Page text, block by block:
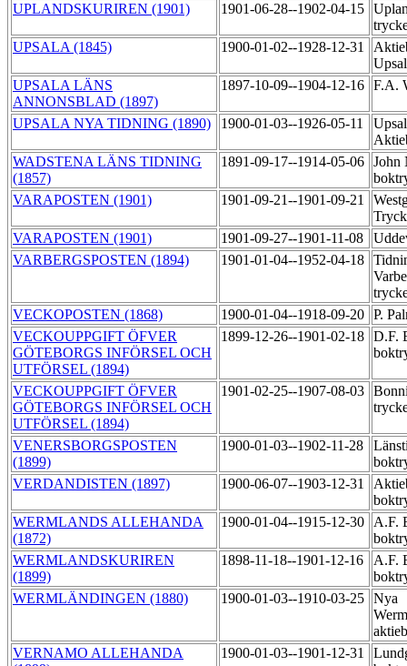
UPLANDSKURIREN (1901)
1901-06-28--1902-04-15
UPSALA (1845)
1900-01-02--1928-12-31
UPSALA LÄNS
ANNONSBLAD (1897)
1897-10-09--1904-12-16 F.A.
UPSALA NYA TIDNING (1890) 1900-01-03--1926-05-11
WADSTENA LÄNS TIDNING
(1857)
1891-09-17--1914-05-06 John
VARAPOSTEN (1901)
1901-09-21--1901-09-21
VARAPOSTEN (1901)
1901-09-27--1901-11-08
VARBERGSPOSTEN (1894)
1901-01-04--1952-04-18
VECKOPOSTEN (1868)
1900-01-04--1918-09-20 P.
VECKOUPPGIFT ÖFVER
GÖTEBORGS INFÖRSEL OCH
UTFÖRSEL (1894)
1899-12-26--1901-02-18 D.F.
VECKOUPPGIFT ÖFVER
GÖTEBORGS INFÖRSEL OCH
UTFÖRSEL (1894)
1901-02-25--1907-08-03
VENERSBORGSPOSTEN
(1899)
1900-01-03--1902-11-28
VERDANDISTEN (1897)
1900-06-07--1903-12-31
WERMLANDS ALLEHANDA
(1872)
1900-01-04--1915-12-30
A.F.
WERMLANDSKURIREN
(1899)
1898-11-18--1901-12-16
A.F.
WERMLÄNDINGEN (1880)
1900-01-03--1910-03-25 Nya
VERNAMO ALLEHANDA
1900-01-03--1901-12-31